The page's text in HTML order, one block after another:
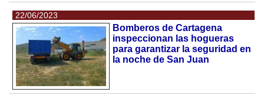
22/06/2023
Bomberos de Cartagena
inspeccionan las hogueras
para garantizar la seguridad en
la noche de San Juan